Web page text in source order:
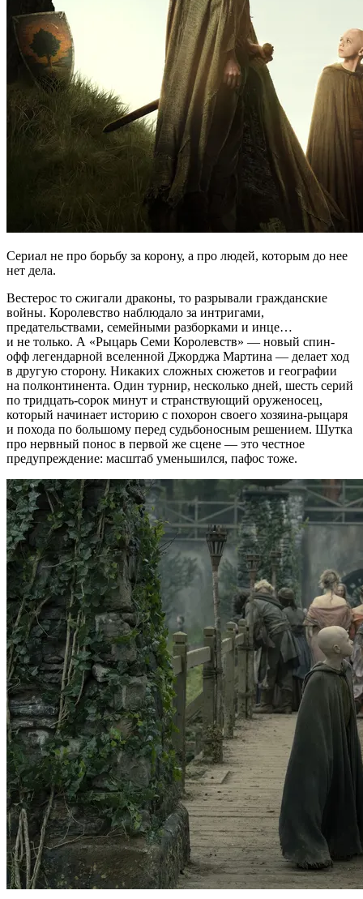
Сериал не про борьбу за корону, а про людей, которым до нее
нет дела.
Вестерос то сжигали драконы, то разрывали гражданские
войны. Королевство наблюдало за интригами,
предательствами, семейными разборками и инце…
и не только. А «Рыцарь Семи Королевств» — новый спин-
офф легендарной вселенной Джорджа Мартина — делает ход
в другую сторону. Никаких сложных сюжетов и географии
на полконтинента. Один турнир, несколько дней, шесть серий
по тридцать-сорок минут и странствующий оруженосец,
который начинает историю с похорон своего хозяина-рыцаря
и похода по большому перед судьбоносным решением. Шутка
про нервный понос в первой же сцене — это честное
предупреждение: масштаб уменьшился, пафос тоже.